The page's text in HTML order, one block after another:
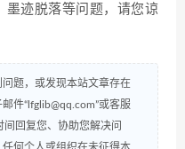
墨迹脱落等问题，请您谅
题，或发现本站文章存在
件“lfglib@qq.com”或客服
间回复您、协助您解决问